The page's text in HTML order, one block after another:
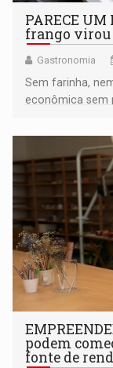
PARECE
frango
Gastronomia
Sem farinha,
econômica sem
podem
fonte de